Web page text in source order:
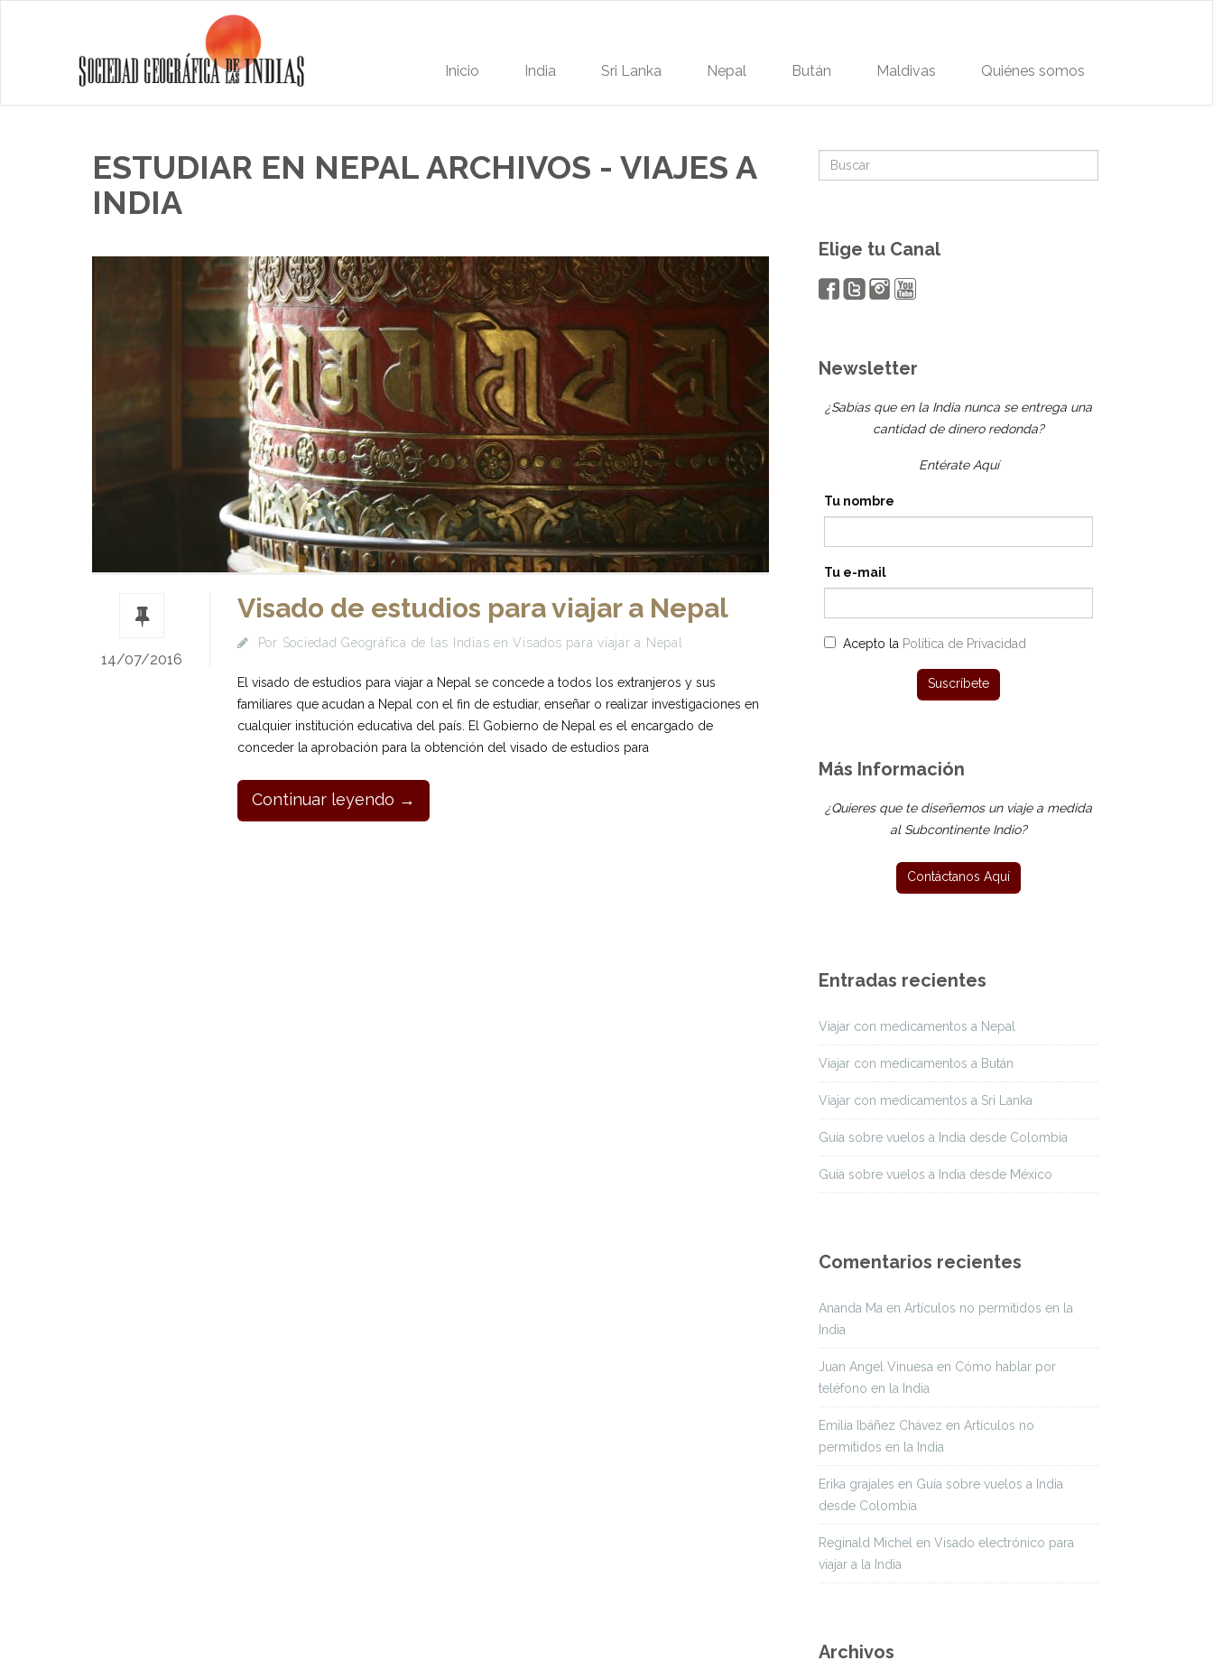
Inicio India Sri Lanka Nepal Bután Maldivas Quiénes somos
ESTUDIAR EN NEPAL ARCHIVOS - VIAJES A
INDIA
14/07/2016
Visado de estudios para viajar a Nepal
Por Sociedad Geográfica de las Indias enVisados para viajar a Nepal
El visado de estudios para viajar a Nepal se concede a todos los extranjeros y sus
familiares que acudan a Nepal con el fin de estudiar, enseñar o realizar investigaciones en
cualquier institución educativa del país. El Gobierno de Nepal es el encargado de
conceder la aprobación para la obtención del visado de estudios para
Continuar leyendo →
Elige tu Canal
Newsletter
¿Sabías que en la India nunca se entrega una
cantidad de dinero redonda?
Entérate Aquí
Tu nombre
Tu e-mail
Acepto la Política de Privacidad
Más Información
¿Quieres que te diseñemos un viaje a medida
al Subcontinente Indio?
Entradas recientes
Viajar con medicamentos a Nepal
Viajar con medicamentos a Bután
Viajar con medicamentos a Sri Lanka
Guía sobre vuelos a India desde Colombia
Guía sobre vuelos a India desde México
Comentarios recientes
Ananda Ma en Artículos no permitidos en la
India
Juan Angel Vinuesa en Cómo hablar por
teléfono en la India
Emilia Ibáñez Chávez en Artículos no
permitidos en la India
Erika grajales en Guía sobre vuelos a India
desde Colombia
Reginald Michel en Visado electrónico para
viajar a la India
Archivos